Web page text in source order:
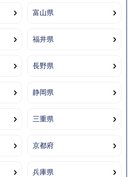
富山県
福井県
長野県
静岡県
三重県
京都府
兵庫県